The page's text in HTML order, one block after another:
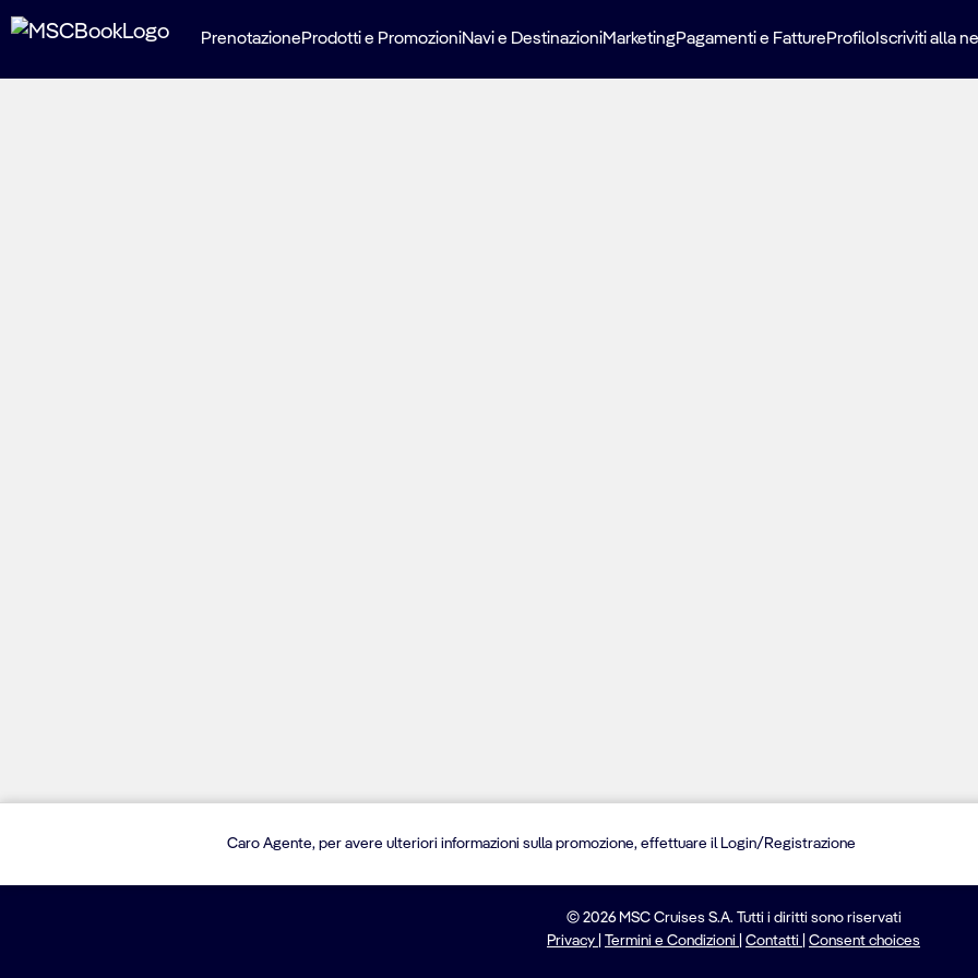
PrenotazioneProdotti e PromozioniNavi e DestinazioniMarketingPagamenti e FattureProfiloIscriviti alla
© 2026 MSC Cruises S.A. Tutti i diritti sono riservati
Privacy
Termini e Condizioni Contatti Consent choices
Caro Agente, per avere ulteriori informazioni sulla promozione, effettuare il Login/Registrazione